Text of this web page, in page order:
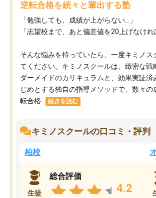
逆転合格を続々と輩出する塾
「勉強しても、成績が上がらない…」
「志望校まで、あと偏差値を20上げなけれ
そんな悩みを持っていたら、一度キミノス
てください。キミノスクールは、緻密な戦
ダーメイドのカリキュラムと、効果実証済
じめとする独自の指導メソッドで、数々の
転合格...
続きを読む
キミノスクールの口コミ・評判
柏校
生徒
総合評価
4.2